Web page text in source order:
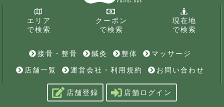
エリア
で検索
クーポン
で検索
現在地
で検索
接骨・整骨 鍼灸 整体
マッサージ
店舗一覧
運営会社・利用規約 お問い合わせ
店舗登録 店舗ログイン